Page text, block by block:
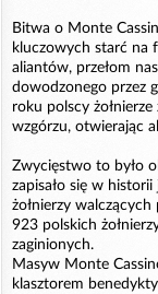
Bitwa o Monte
kluczowych starć na
aliantów, przełom
dowodzonego przez
roku polscy
wzgórzu, otwierając
Zwycięstwo to było
zapisało się w
żołnierzy
923 polskich
zaginionych.
Masyw Monte
klasztorem